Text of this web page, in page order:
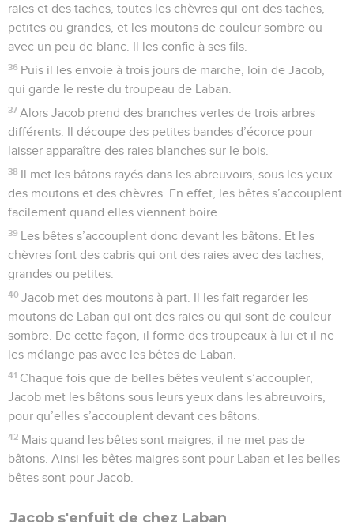
raies et des taches, toutes les chèvres qui ont des taches,
petites ou grandes, et les moutons de couleur sombre ou
avec un peu de blanc. Il les confie à ses fils.
36 Puis il les envoie à trois jours de marche, loin de Jacob,
qui garde le reste du troupeau de Laban.
37 Alors Jacob prend des branches vertes de trois arbres
différents. Il découpe des petites bandes d’écorce pour
laisser apparaître des raies blanches sur le bois.
38 Il met les bâtons rayés dans les abreuvoirs, sous les yeux
des moutons et des chèvres. En effet, les bêtes s’accouplent
facilement quand elles viennent boire.
39 Les bêtes s’accouplent donc devant les bâtons. Et les
chèvres font des cabris qui ont des raies avec des taches,
grandes ou petites.
40 Jacob met des moutons à part. Il les fait regarder les
moutons de Laban qui ont des raies ou qui sont de couleur
sombre. De cette façon, il forme des troupeaux à lui et il ne
les mélange pas avec les bêtes de Laban.
41 Chaque fois que de belles bêtes veulent s’accoupler,
Jacob met les bâtons sous leurs yeux dans les abreuvoirs,
pour qu’elles s’accouplent devant ces bâtons.
42 Mais quand les bêtes sont maigres, il ne met pas de
bâtons. Ainsi les bêtes maigres sont pour Laban et les belles
bêtes sont pour Jacob.
Jacob s'enfuit de chez Laban